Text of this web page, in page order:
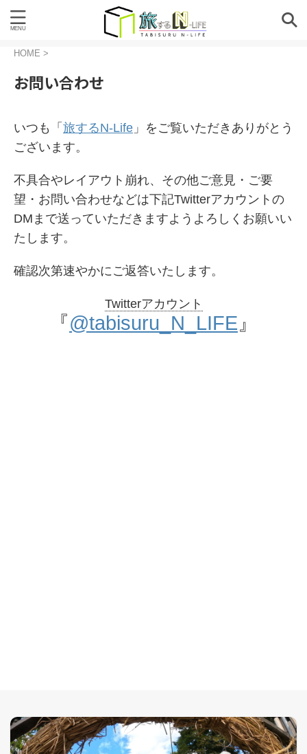
HOME >
お問い合わせ
いつも「 旅するN-Life 」をご覧いただきありがとう
ございます。
不具合やレイアウト崩れ、その他ご意見・ご要
望・お問い合わせなどは下記Twitterアカウントの
DMまで送っていただきますようよろしくお願いい
たします。
確認次第速やかにご返答いたします。
Twitterアカウント
『@tabisuru_N_LIFE 』